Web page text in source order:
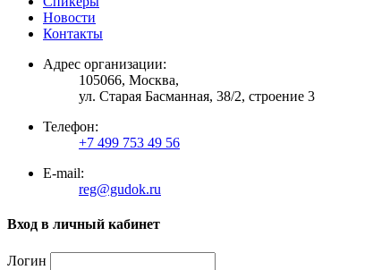
Новости
Контакты
Адрес организации:
105066, Москва,
ул. Старая Басманная, 38/2, строение 3
Телефон:
+7 499 753 49 56
E-mail:
reg@gudok.ru
Вход в личный кабинет
Логин